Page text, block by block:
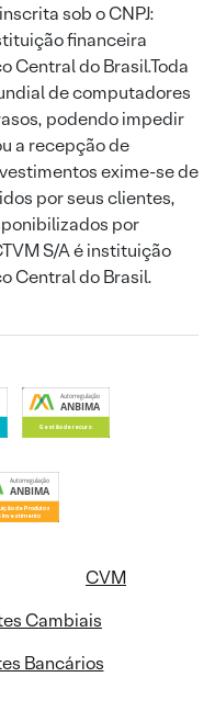
sob o CNPJ:
financeira
Central do Brasil.Toda
de computadores
podendo impedir
a recepção de
exime-se de
por seus clientes,
por
S/A é instituição
Central do Brasil.
CVM
Cambiais
Bancários